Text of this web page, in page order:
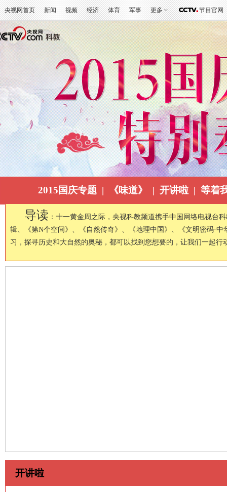
央视网首页 新闻 视频 经济 体育 军事 更多 节目官网
2015国庆专题 | 《味道》 | 开讲啦 | 等着
导读 ：十一黄金周之际，央视科教频道携手中国网络电视台
辑、《第N个空间》、《自然传奇》、《地理中国》、《文明密码·
习，探寻历史和大自然的奥秘，都可以找到您想要的，让我们一起行
开讲啦